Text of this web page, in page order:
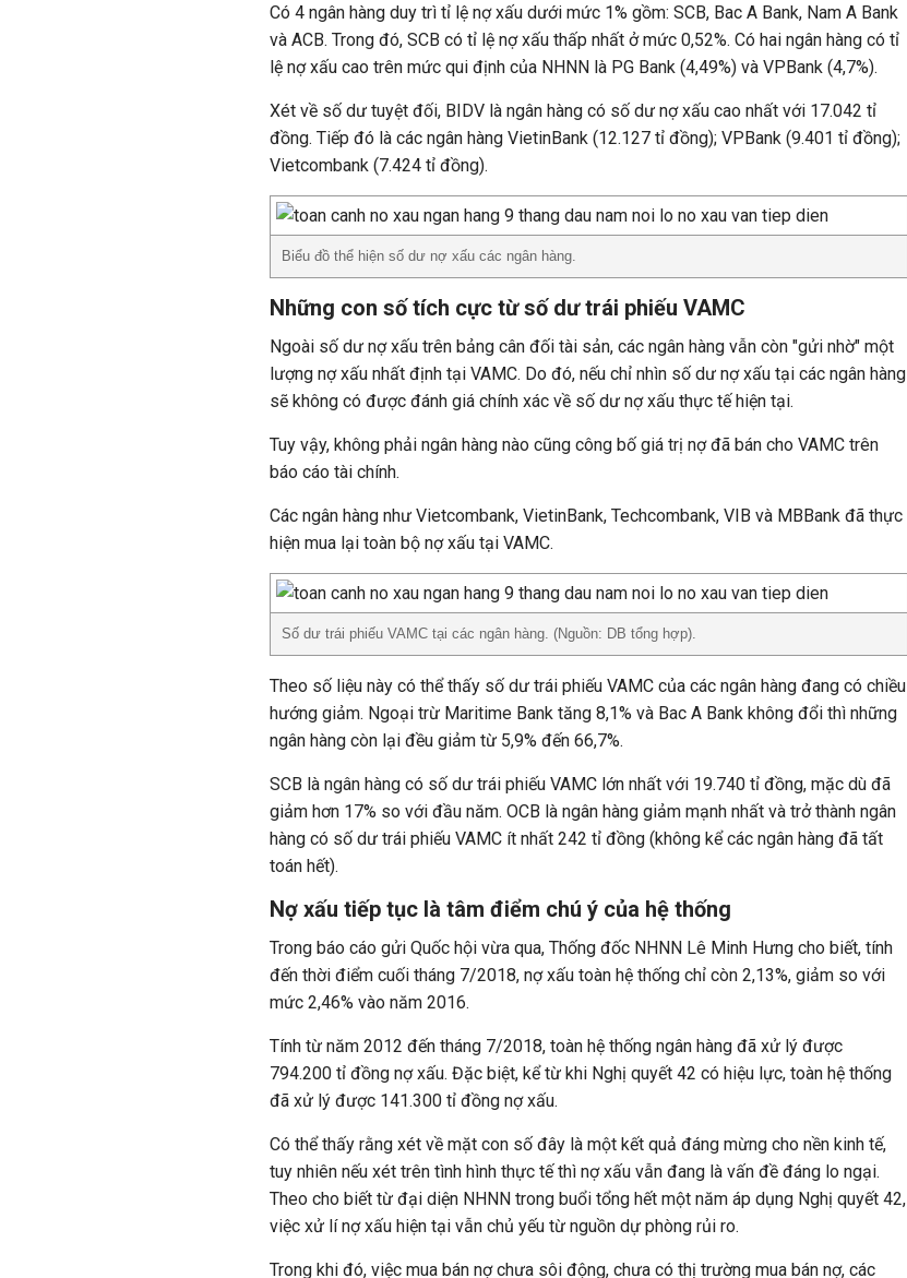
Có 4 ngân hàng duy trì tỉ lệ nợ xấu dưới mức 1% gồm: SCB, Bac A Bank, Nam A Bank
và ACB. Trong đó, SCB có tỉ lệ nợ xấu thấp nhất ở mức 0,52%. Có hai ngân hàng có tỉ
lệ nợ xấu cao trên mức qui định của NHNN là PG Bank (4,49%) và VPBank (4,7%).
Xét về số dư tuyệt đối, BIDV là ngân hàng có số dư nợ xấu cao nhất với 17.042 tỉ
đồng. Tiếp đó là các ngân hàng VietinBank (12.127 tỉ đồng); VPBank (9.401 tỉ đồng);
Vietcombank (7.424 tỉ đồng).
Biểu đồ thể hiện số dư nợ xấu các ngân hàng.
Những con số tích cực từ số dư trái phiếu VAMC
Ngoài số dư nợ xấu trên bảng cân đối tài sản, các ngân hàng vẫn còn "gửi nhờ" một
lượng nợ xấu nhất định tại VAMC. Do đó, nếu chỉ nhìn số dư nợ xấu tại các ngân hàng
sẽ không có được đánh giá chính xác về số dư nợ xấu thực tế hiện tại.
Tuy vậy, không phải ngân hàng nào cũng công bố giá trị nợ đã bán cho VAMC trên
báo cáo tài chính.
Các ngân hàng như Vietcombank, VietinBank, Techcombank, VIB và MBBank đã thực
hiện mua lại toàn bộ nợ xấu tại VAMC.
Số dư trái phiếu VAMC tại các ngân hàng. (Nguồn: DB tổng hợp).
Theo số liệu này có thể thấy số dư trái phiếu VAMC của các ngân hàng đang có chiều
hướng giảm. Ngoại trừ Maritime Bank tăng 8,1% và Bac A Bank không đổi thì những
ngân hàng còn lại đều giảm từ 5,9% đến 66,7%.
SCB là ngân hàng có số dư trái phiếu VAMC lớn nhất với 19.740 tỉ đồng, mặc dù đã
giảm hơn 17% so với đầu năm. OCB là ngân hàng giảm mạnh nhất và trở thành ngân
hàng có số dư trái phiếu VAMC ít nhất 242 tỉ đồng (không kể các ngân hàng đã tất
toán hết).
Nợ xấu tiếp tục là tâm điểm chú ý của hệ thống
Trong báo cáo gửi Quốc hội vừa qua, Thống đốc NHNN Lê Minh Hưng cho biết, tính
đến thời điểm cuối tháng 7/2018, nợ xấu toàn hệ thống chỉ còn 2,13%, giảm so với
mức 2,46% vào năm 2016.
Tính từ năm 2012 đến tháng 7/2018, toàn hệ thống ngân hàng đã xử lý được
794.200 tỉ đồng nợ xấu. Đặc biệt, kể từ khi Nghị quyết 42 có hiệu lực, toàn hệ thống
đã xử lý được 141.300 tỉ đồng nợ xấu.
Có thể thấy rằng xét về mặt con số đây là một kết quả đáng mừng cho nền kinh tế,
tuy nhiên nếu xét trên tình hình thực tế thì nợ xấu vẫn đang là vấn đề đáng lo ngại.
Theo cho biết từ đại diện NHNN trong buổi tổng hết một năm áp dụng Nghị quyết 42,
việc xử lí nợ xấu hiện tại vẫn chủ yếu từ nguồn dự phòng rủi ro.
Trong khi đó, việc mua bán nợ chưa sôi động, chưa có thị trường mua bán nợ, các